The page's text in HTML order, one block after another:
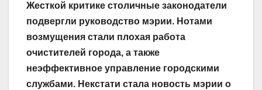
Жесткой критике столичные законодатели
подвергли руководство мэрии. Нотами
возмущения стали плохая работа
очистителей города, а также
неэффективное управление городскими
службами. Некстати стала новость мэрии о